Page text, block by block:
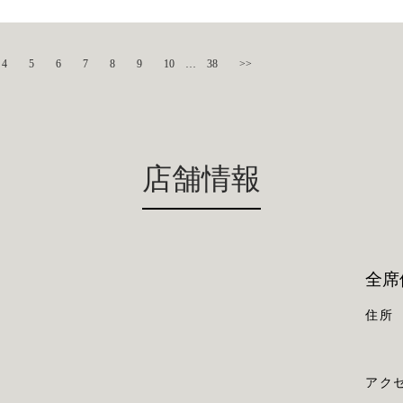
4 5 6 7 8 9 10 38 >>
店舗情報
全
住所
アク